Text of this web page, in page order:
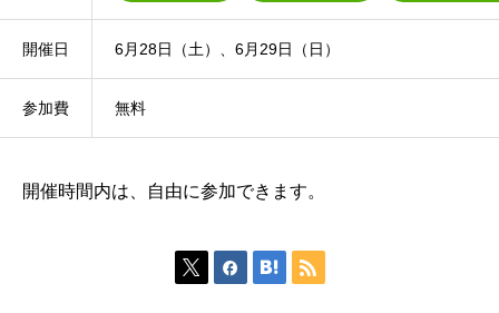
開催日 6月28日（土）、6月29日（日）
参加費 無料
開催時間内は、自由に参加できます。
   